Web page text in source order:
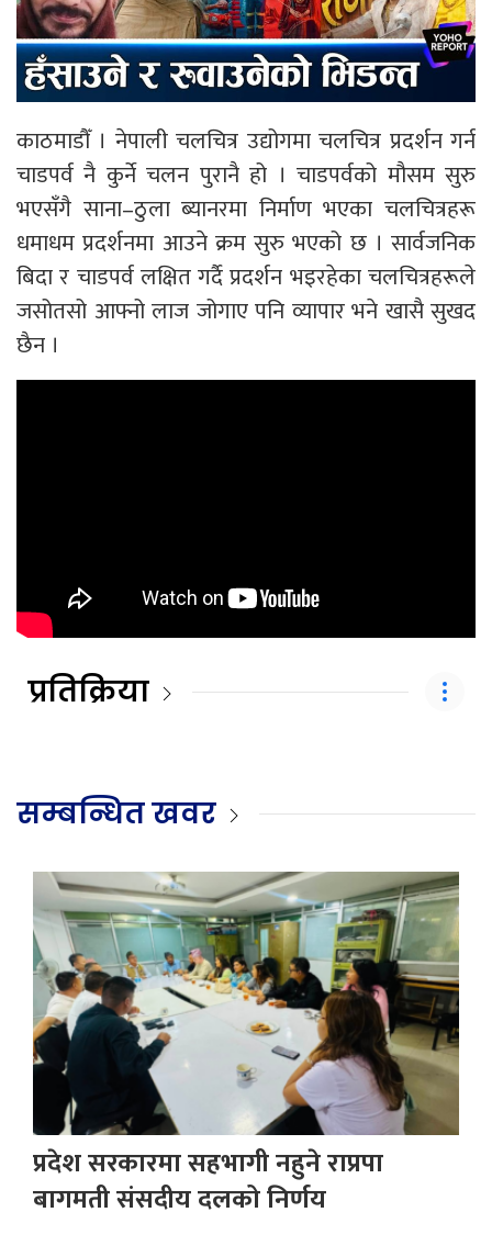
काठमाडौँ । नेपाली चलचित्र उद्योगमा चलचित्र प्रदर्शन गर्न
चाडपर्व नै कुर्ने चलन पुरानै हो । चाडपर्वको मौसम सुरु
भएसँगै साना–ठुला ब्यानरमा निर्माण भएका चलचित्रहरू
धमाधम प्रदर्शनमा आउने क्रम सुरु भएको छ । सार्वजनिक
बिदा र चाडपर्व लक्षित गर्दै प्रदर्शन भइरहेका चलचित्रहरूले
जसोतसो आफ्नो लाज जोगाए पनि व्यापार भने खासै सुखद
छैन ।
प्रतिक्रिया
सम्बन्धित खवर
प्रदेश सरकारमा सहभागी नहुने राप्रपा
बागमती संसदीय दलको निर्णय